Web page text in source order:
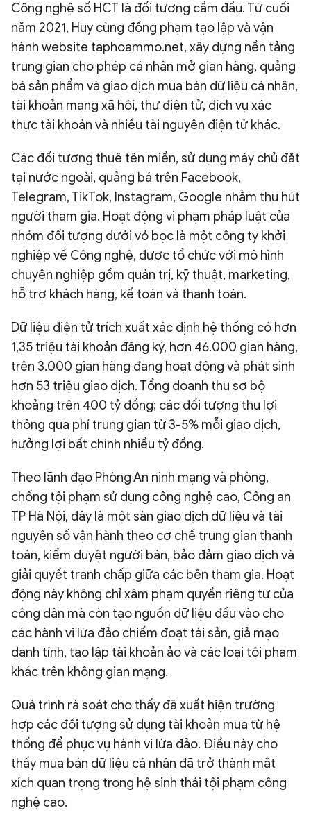
Công nghệ số HCT là đối tượng cầm đầu. Từ cuối
năm 2021, Huy cùng đồng phạm tạo lập và vận
hành website taphoammo.net, xây dựng nền tảng
trung gian cho phép cá nhân mở gian hàng, quảng
bá sản phẩm và giao dịch mua bán dữ liệu cá nhân,
tài khoản mạng xã hội, thư điện tử, dịch vụ xác
thực tài khoản và nhiều tài nguyên điện tử khác.
Các đối tượng thuê tên miền, sử dụng máy chủ đặt
tại nước ngoài, quảng bá trên Facebook,
Telegram, TikTok, Instagram, Google nhằm thu hút
người tham gia. Hoạt động vi phạm pháp luật của
nhóm đối tượng dưới vỏ bọc là một công ty khởi
nghiệp về Công nghệ, được tổ chức với mô hình
chuyên nghiệp gồm quản trị, kỹ thuật, marketing,
hỗ trợ khách hàng, kế toán và thanh toán.
Dữ liệu điện tử trích xuất xác định hệ thống có hơn
1,35 triệu tài khoản đăng ký, hơn 46.000 gian hàng,
trên 3.000 gian hàng đang hoạt động và phát sinh
hơn 53 triệu giao dịch. Tổng doanh thu sơ bộ
khoảng trên 400 tỷ đồng; các đối tượng thu lợi
thông qua phí trung gian từ 3-5% mỗi giao dịch,
hưởng lợi bất chính nhiều tỷ đồng.
Theo lãnh đạo Phòng An ninh mạng và phòng,
chống tội phạm sử dụng công nghệ cao, Công an
TP Hà Nội, đây là một sàn giao dịch dữ liệu và tài
nguyên số vận hành theo cơ chế trung gian thanh
toán, kiểm duyệt người bán, bảo đảm giao dịch và
giải quyết tranh chấp giữa các bên tham gia. Hoạt
động này không chỉ xâm phạm quyền riêng tư của
công dân mà còn tạo nguồn dữ liệu đầu vào cho
các hành vi lừa đảo chiếm đoạt tài sản, giả mạo
danh tính, tạo lập tài khoản ảo và các loại tội phạm
khác trên không gian mạng.
Quá trình rà soát cho thấy đã xuất hiện trường
hợp các đối tượng sử dụng tài khoản mua từ hệ
thống để phục vụ hành vi lừa đảo. Điều này cho
thấy mua bán dữ liệu cá nhân đã trở thành mắt
xích quan trọng trong hệ sinh thái tội phạm công
nghệ cao.